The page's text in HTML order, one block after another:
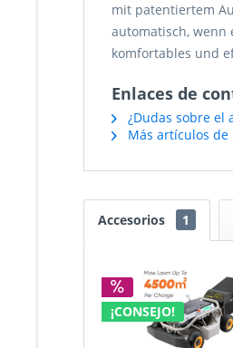
mit patentiertem
automatisch, wenn
komfortables und
Enlaces de
¿Dudas sobre el
Más artículos
Accesorios 1
¡CONSEJO!